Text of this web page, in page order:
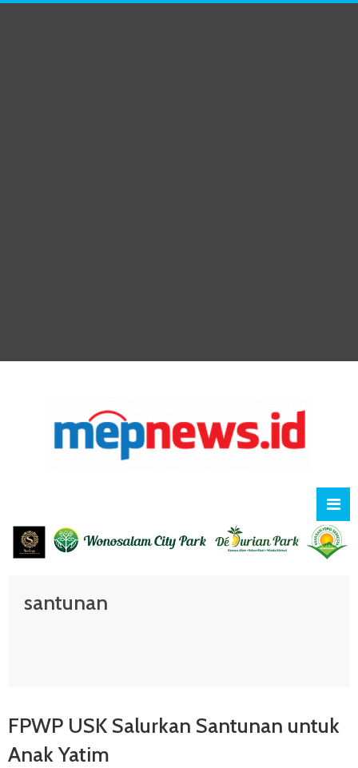
santunan
FPWP USK Salurkan Santunan untuk
Anak Yatim